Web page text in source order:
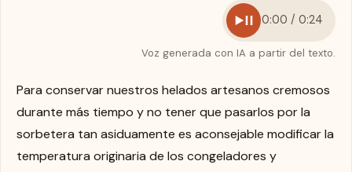
0:00 / 0:24
Voz generada con IA a partir del texto.
Para conservar nuestros helados artesanos cremosos
durante más tiempo y no tener que pasarlos por la
sorbetera tan asiduamente es aconsejable modificar la
temperatura originaria de los congeladores y